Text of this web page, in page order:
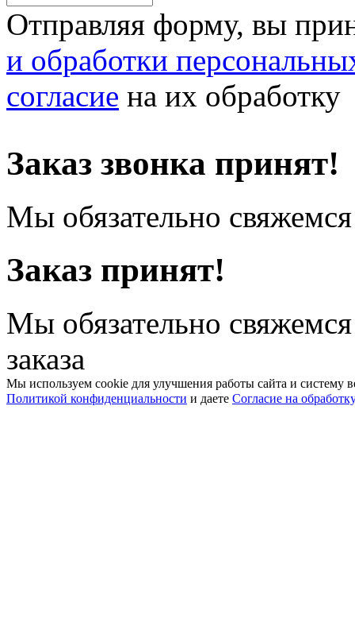
Отправляя форму, вы
и обработки
согласие на их обработку
Заказ звонка принят!
Мы обязательно
Заказ принят!
Мы обязательно
заказа
Мы используем cookie для улучшения работы сайта и систему
Политикой конфиденциальности и даете Согласие на